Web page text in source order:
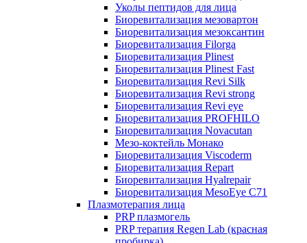
Уколы пептидов для лица
Биоревитализация мезовартон
Биоревитализация мезоксантин
Биоревитализация Filorga
Биоревитализация Plinest
Биоревитализация Plinest Fast
Биоревитализация Revi Silk
Биоревитализация Revi strong
Биоревитализация Revi eye
Биоревитализация PROFHILO
Биоревитализация Novacutan
Мезо-коктейль Монако
Биоревитализация Viscoderm
Биоревитализация Repart
Биоревитализация Hyalrepair
Биоревитализация MesoEye C71
Плазмотерапия лица
PRP плазмогель
PRP терапия Regen Lab (красная